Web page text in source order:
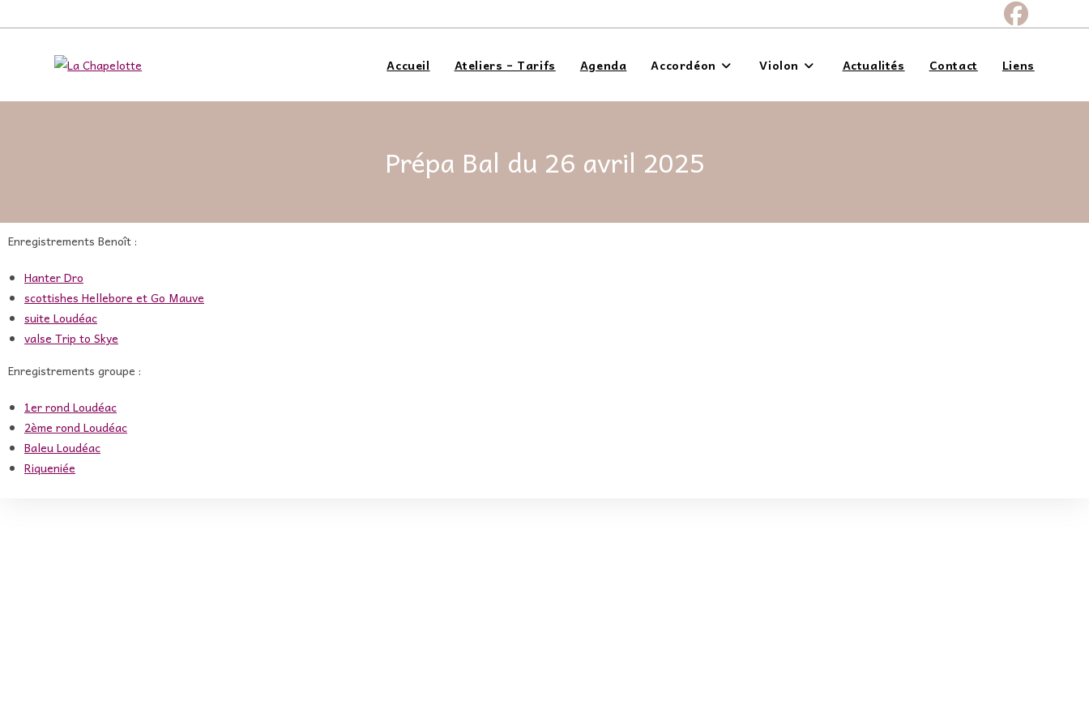
Accueil Ateliers – Tarifs Agenda Accordéon Violon Actualités Contact Liens
Prépa Bal du 26 avril 2025
Enregistrements Benoît :
Hanter Dro
scottishes Hellebore et Go Mauve
suite Loudéac
valse Trip to Skye
Enregistrements groupe :
1er rond Loudéac
2ème rond Loudéac
Baleu Loudéac
Riqueniée